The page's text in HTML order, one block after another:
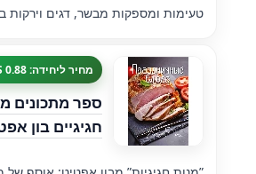
טעימות ומספקות מבשר, דגים וירקות
מחיר ליחידה: 0.88 ILS
ספר מתכונים
חגיגיים בון